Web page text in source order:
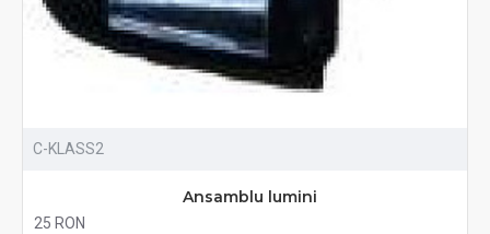
C-KLASS2
Ansamblu lumini
25 RON